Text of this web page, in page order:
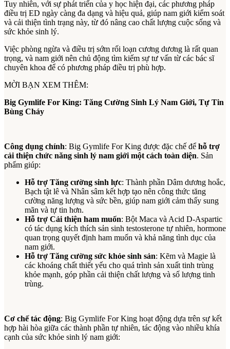
Tuy nhiên, với sự phát triển của y học hiện đại, các phương pháp
điều trị ED ngày càng đa dạng và hiệu quả, giúp nam giới kiểm soát
và cải thiện tình trạng này, từ đó nâng cao chất lượng cuộc sống và
sức khỏe sinh lý.
Việc phòng ngừa và điều trị sớm rối loạn cương dương là rất quan
trọng, và nam giới nên chủ động tìm kiếm sự tư vấn từ các bác sĩ
chuyên khoa để có phương pháp điều trị phù hợp.
MỜI BẠN XEM THÊM:
Big Gymlife For King: Tăng Cường Sinh Lý Nam Giới, Tự Tin
Bùng Cháy
Công dụng chính: Big Gymlife For King được đặc chế để hỗ trợ
cải thiện chức năng sinh lý nam giới một cách toàn diện. Sản
phẩm giúp:
Hỗ trợ Tăng cường sinh lực: Thành phần Dâm dương hoắc,
Bạch tật lê và Nhân sâm kết hợp tạo nên công thức tăng
cường năng lượng và sức bền, giúp nam giới cảm thấy sung
mãn và tự tin hơn.
Hỗ trợ Cải thiện ham muốn: Bột Maca và Acid D-Aspartic
có tác dụng kích thích sản sinh testosterone tự nhiên, hormone
quan trọng quyết định ham muốn và khả năng tình dục của
nam giới.
Hỗ trợ Tăng cường sức khỏe sinh sản: Kẽm và Magie là
các khoáng chất thiết yếu cho quá trình sản xuất tinh trùng
khỏe mạnh, góp phần cải thiện chất lượng và số lượng tinh
trùng.
Cơ chế tác động: Big Gymlife For King hoạt động dựa trên sự kết
hợp hài hòa giữa các thành phần tự nhiên, tác động vào nhiều khía
cạnh của sức khỏe sinh lý nam giới: